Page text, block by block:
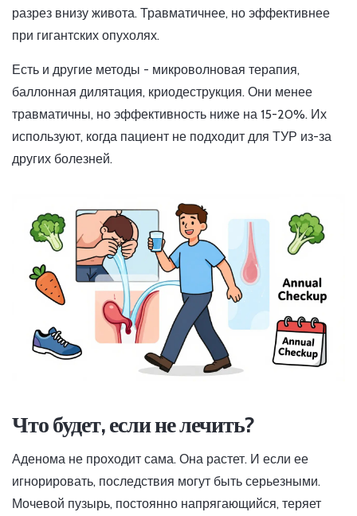
разрез внизу живота. Травматичнее, но эффективнее
при гигантских опухолях.
Есть и другие методы - микроволновая терапия,
баллонная дилятация, криодеструкция. Они менее
травматичны, но эффективность ниже на 15-20%. Их
используют, когда пациент не подходит для ТУР из-за
других болезней.
Что будет, если не лечить?
Аденома не проходит сама. Она растет. И если ее
игнорировать, последствия могут быть серьезными.
Мочевой пузырь, постоянно напрягающийся, теряет